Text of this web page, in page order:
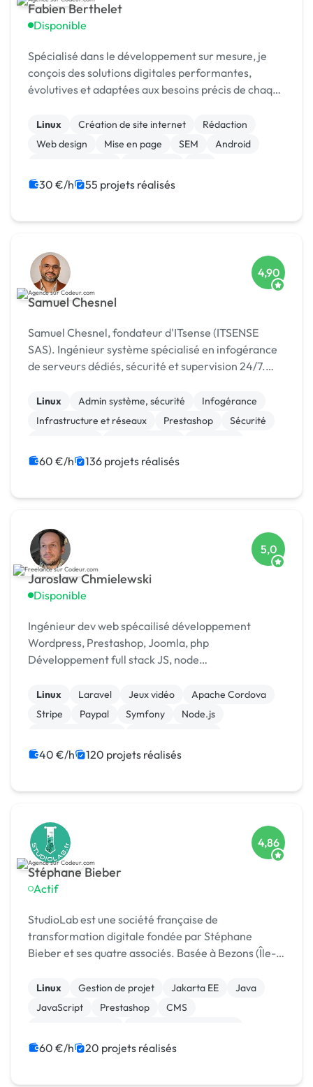
Fabien Berthelet
Disponible
Spécialisé dans le développement sur mesure, je
conçois des solutions digitales performantes,
évolutives et adaptées aux besoins précis de chaque
Linux Création de site internet
Rédaction
Web design
Mise en page SEM
Android
30 €/h 55 projets réalisés
Samuel Chesnel
4,90
Samuel Chesnel, fondateur d'ITsense (ITSENSE
SAS). Ingénieur système spécialisé en infogérance
de serveurs dédiés, sécurité et supervision 24/7.
infr
Linux Admin système, sécurité
Infogérance
Infrastructure et réseaux
Prestashop
Sécurité
Migration ou refonte de site
60 €/h 136 projets réalisés
Jaroslaw Chmielewski
Disponible
5,0
Ingénieur dev web spécailisé développement
Wordpress, Prestashop, Joomla, php
Développement full stack JS, node
chat temp réel : [URL MASQUÉE], webrtc
Linux Laravel Jeux vidéo
Apache Cordova
Stripe
Paypal Symfony
Node.js
40 €/h 120 projets réalisés
Stéphane Bieber
Actif
4,86
StudioLab est une société française de
transformation digitale fondée par Stéphane
Bieber et ses quatre associés. Basée à Bezons (Île-
ans les entrepr
Linux Gestion de projet Jakarta EE
Java
JavaScript
Prestashop
CMS
Charte graphique
60 €/h 20 projets réalisés